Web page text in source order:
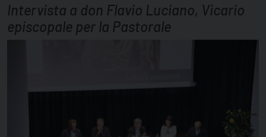
Intervista a don Flavio Luciano, Vicario
episcopale per la Pastorale